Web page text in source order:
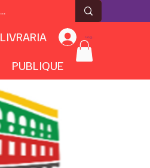
LIVRARIA
PUBLIQUE
Login